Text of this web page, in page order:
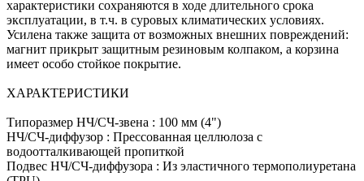
характеристики сохраняются в ходе длительного срока
эксплуатации, в т.ч. в суровых климатических условиях.
Усилена также защита от возможных внешних повреждений:
магнит прикрыт защитным резиновым колпаком, а корзина
имеет особо стойкое покрытие.
ХАРАКТЕРИСТИКИ
Типоразмер НЧ/СЧ-звена : 100 мм (4")
НЧ/СЧ-диффузор : Прессованная целлюлоза с
водоотталкивающей пропиткой
Подвес НЧ/СЧ-диффузора : Из эластичного термополиуретана